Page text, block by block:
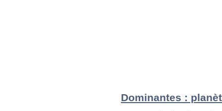
Dominantes :